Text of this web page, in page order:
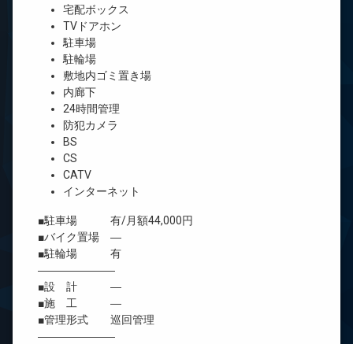
宅配ボックス
TVドアホン
駐車場
駐輪場
敷地内ゴミ置き場
内廊下
24時間管理
防犯カメラ
BS
CS
CATV
インターネット
■駐車場 有/月額44,000円
■バイク置場 ―
■駐輪場 有
―――――――
■設 計 ―
■施 工 ―
■管理形式 巡回管理
―――――――